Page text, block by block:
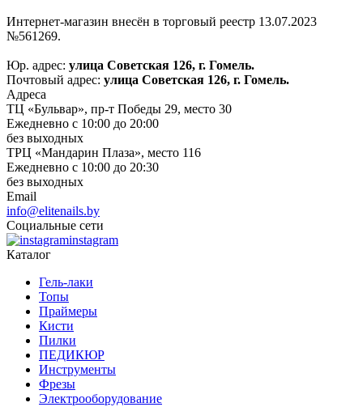
Интернет-магазин внесён в торговый реестр 13.07.2023
№561269.
Юр. адрес: улица Советская 126, г. Гомель.
Почтовый адрес: улица Советская 126, г. Гомель.
Адреса
ТЦ «Бульвар», пр-т Победы 29, место 30
Ежедневно с 10:00 до 20:00
без выходных
ТРЦ «Мандарин Плаза», место 116
Ежедневно с 10:00 до 20:30
без выходных
Email
info@elitenails.by
Социальные сети
instagram
Каталог
Гель-лаки
Топы
Праймеры
Кисти
Пилки
ПЕДИКЮР
Инструменты
Фрезы
Электрооборудование